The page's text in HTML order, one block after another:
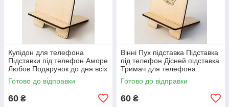
Купідон для телефона
Підставки під телефон Аморе
Любов Подарунок до дня всіх
закоханих Любовний
подарунок
Готово до відправки
60 ₴
Вінні Пух підставка Підставка
під телефон Дісней підставка
Тримач для телефона
Підставка для телефона
Готово до відправки
60 ₴